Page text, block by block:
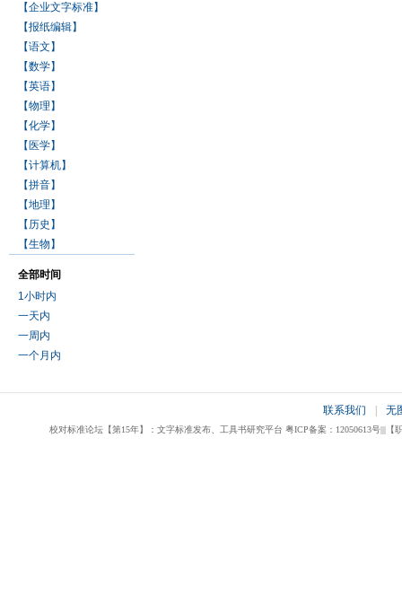
【企业文字标准】
【报纸编辑】
【语文】
【数学】
【英语】
【物理】
【化学】
【医学】
【计算机】
【拼音】
【地理】
【历史】
【生物】
全部时间
1小时内
一天内
一周内
一个月内
联系我们 无
校对标准论坛【第15年】：文字标准发布、工具书研究平台 粤ICP备案：12050613号|||【